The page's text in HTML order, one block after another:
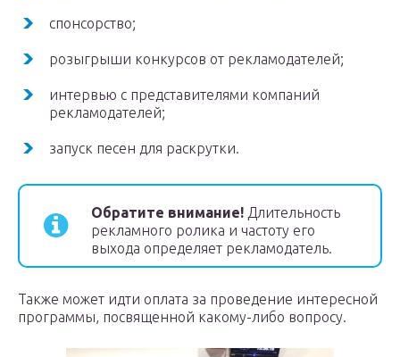
спонсорство;
розыгрыши конкурсов от рекламодателей;
интервью с представителями компаний
рекламодателей;
запуск песен для раскрутки.
Обратите внимание! Длительность
рекламного ролика и частоту его
выхода определяет рекламодатель.
Также может идти оплата за проведение интересной
программы, посвященной какому-либо вопросу.